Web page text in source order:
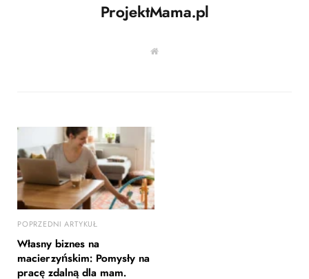
ProjektMama.pl
W
POPRZEDNI ARTYKUŁ
Własny biznes na
macierzyńskim: Pomysły na
pracę zdalną dla mam.